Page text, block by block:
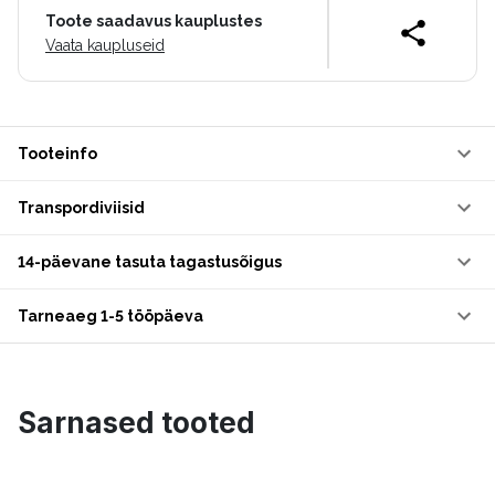
Toote saadavus kauplustes
Vaata kaupluseid
Tooteinfo
Transpordiviisid
14-päevane tasuta tagastusõigus
Tarneaeg 1-5 tööpäeva
Sarnased tooted